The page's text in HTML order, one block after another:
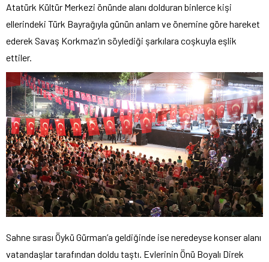
Atatürk Kültür Merkezi önünde alanı dolduran binlerce kişi
ellerindeki Türk Bayrağıyla günün anlam ve önemine göre hareket
ederek Savaş Korkmaz’ın söylediği şarkılara coşkuyla eşlik
ettiler.
Sahne sırası Öykü Gürman’a geldiğinde ise neredeyse konser alanı
vatandaşlar tarafından doldu taştı. Evlerinin Önü Boyalı Direk